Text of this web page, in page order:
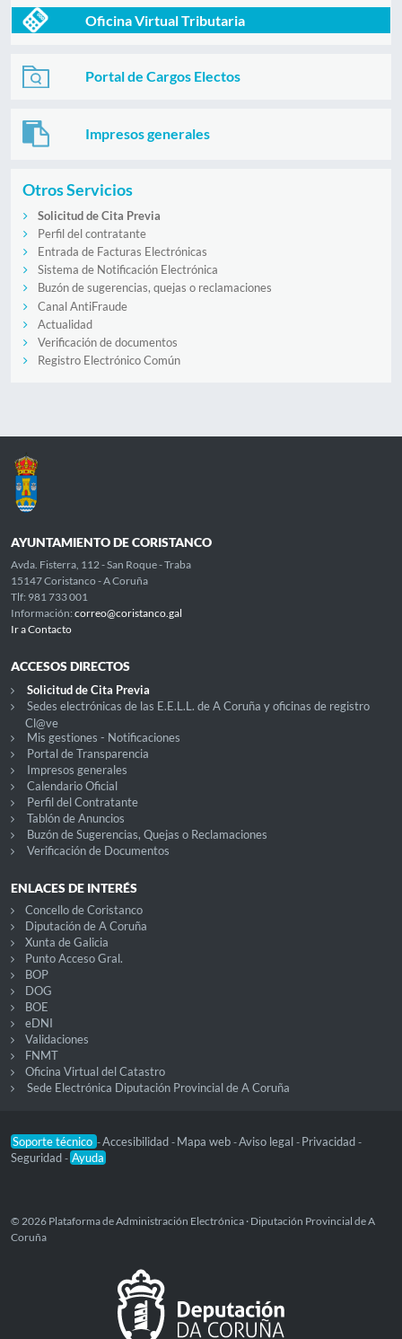
Oficina Virtual Tributaria
Portal de Cargos Electos
Impresos generales
Otros Servicios
Solicitud de Cita Previa
Perfil del contratante
Entrada de Facturas Electrónicas
Sistema de Notificación Electrónica
Buzón de sugerencias, quejas o reclamaciones
Canal AntiFraude
Actualidad
Verificación de documentos
Registro Electrónico Común
AYUNTAMIENTO DE CORISTANCO
Avda. Fisterra, 112 - San Roque - Traba
15147 Coristanco - A Coruña
Tlf: 981 733 001
Información: correo@coristanco.gal
Ir a Contacto
ACCESOS DIRECTOS
Solicitud de Cita Previa
Sedes electrónicas de las E.E.L.L. de A Coruña y oficinas de registro
Cl@ve
Mis gestiones - Notificaciones
Portal de Transparencia
Impresos generales
Calendario Oficial
Perfil del Contratante
Tablón de Anuncios
Buzón de Sugerencias, Quejas o Reclamaciones
Verificación de Documentos
ENLACES DE INTERÉS
Concello de Coristanco
Diputación de A Coruña
Xunta de Galicia
Punto Acceso Gral.
BOP
DOG
BOE
eDNI
Validaciones
FNMT
Oficina Virtual del Catastro
Sede Electrónica Diputación Provincial de A Coruña
Soporte técnico -Accesibilidad - Mapa web -Aviso legal - Privacidad -
Seguridad - Ayuda
© 2026 Plataforma de Administración Electrónica · Diputación Provincial de A
Coruña